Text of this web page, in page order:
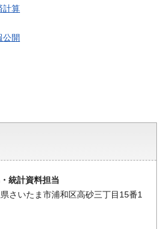
計算
公開
統計資料担当
さいたま市浦和区高砂三丁目15番1